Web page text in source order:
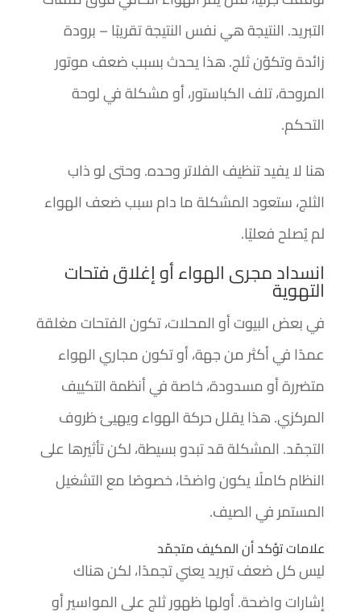
التبريد. النتيجة هي نفس النتيجة تقريبًا – برودة
زائدة وتكوّن ثلج. هذا يحدث بسبب ضعف موتور
المروحة، تلف الكباستور، أو مشكلة في لوحة
التحكم.
هنا لا يفيد تنظيف الفلاتر وحده. وحتى لو ذاب
الثلج، ستعود المشكلة ما دام سبب ضعف الهواء
لم يُصلح فعليًا.
انسداد مجرى الهواء أو إغلاق فتحات
التهوية
في بعض البيوت أو المحلات، تكون الفتحات مغلقة
عمدًا في أكثر من جهة، أو تكون مجاري الهواء
متضررة أو مسدودة، خاصة في أنظمة التكييف
المركزي. هذا يقلل حركة الهواء ويهيئ ظروف
التجمّد. المشكلة قد تبدو بسيطة، لكن تأثيرها على
النظام كاملًا يكون واضحًا، خصوصًا مع التشغيل
المستمر في الصيف.
علامات تؤكد أن المكيف متجمّد
ليس كل ضعف تبريد يعني تجمدًا، لكن هناك
إشارات واضحة. أولها ظهور ثلج على المواسير أو